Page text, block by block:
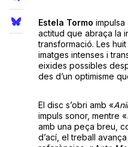
Estela Tormo
actitud que abraça la
transformació. Les
imatges intenses i
eixides possibles
des d’un optimisme
El disc s’obri amb «
impuls sonor, mentre «
amb una peça breu,
d’ací, el treball